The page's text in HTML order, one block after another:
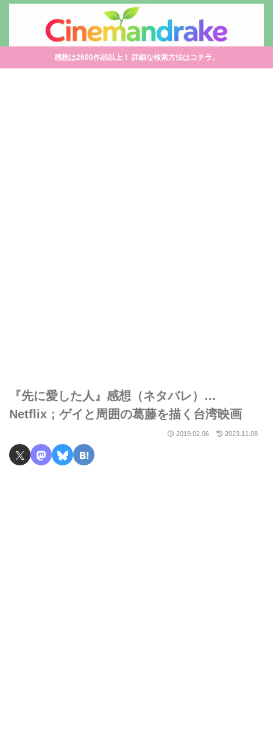
感想は2600作品以上！ 詳細な検索方法はコチラ。
『先に愛した人』感想（ネタバレ）…
Netflix；ゲイと周囲の葛藤を描く台湾映画
2019.02.06 2023.11.08